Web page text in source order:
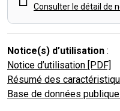
Consulter le détail de
Notice(s) d’utilisation :
Notice d’utilisation [PDF]
Résumé des
Base de données